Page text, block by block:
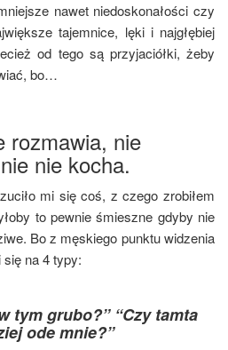
nawet nie­do­sko­na­ło­ści czy
tajem­ni­ce, lęki i naj­głę­biej
od tego są przy­ja­ciół­ki, żeby
bo…
rozmawia, nie
nie kocha.
mi się coś, z cze­go zro­bi­łem
to pew­nie śmiesz­ne gdy­by nie
Bo z męskie­go punk­tu widze­nia
na 4 typy:
tym grubo?” “Czy tamta
ode mnie?”